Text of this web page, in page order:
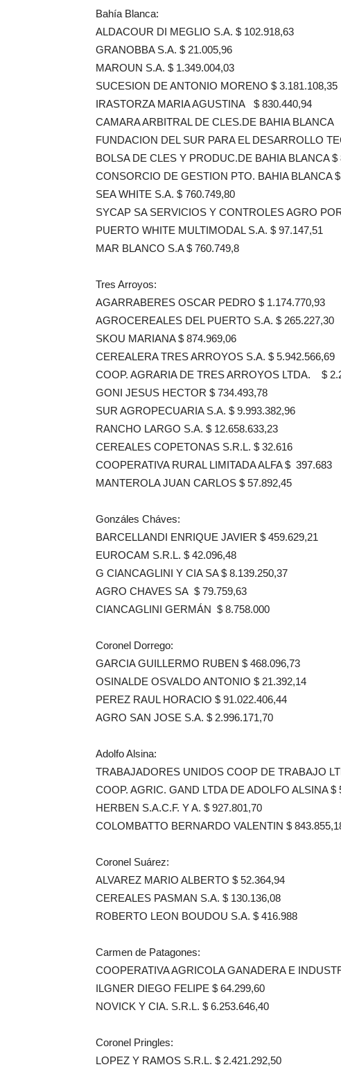
Bahía Blanca:
ALDACOUR DI MEGLIO S.A. $ 102.918,63
GRANOBBA S.A. $ 21.005,96
MAROUN S.A. $ 1.349.004,03
SUCESION DE ANTONIO MORENO $ 3.181.108,35
IRASTORZA MARIA AGUSTINA $ 830.440,94
CAMARA ARBITRAL DE CLES.DE BAHIA
FUNDACION DEL SUR PARA EL DESARROLLO
BOLSA DE CLES Y PRODUC.DE BAHIA BLANCA $
CONSORCIO DE GESTION PTO. BAHIA BLANCA
SEA WHITE S.A. $ 760.749,80
SYCAP SA SERVICIOS Y CONTROLES AGRO
PUERTO WHITE MULTIMODAL S.A. $ 97.147,51
MAR BLANCO S.A $ 760.749,8
Tres Arroyos:
AGARRABERES OSCAR PEDRO $ 1.174.770,93
AGROCEREALES DEL PUERTO S.A. $ 265.227,30
SKOU MARIANA $ 874.969,06
CEREALERA TRES ARROYOS S.A. $ 5.942.566,69
COOP. AGRARIA DE TRES ARROYOS LTDA. $
GONI JESUS HECTOR $ 734.493,78
SUR AGROPECUARIA S.A. $ 9.993.382,96
RANCHO LARGO S.A. $ 12.658.633,23
CEREALES COPETONAS S.R.L. $ 32.616
COOPERATIVA RURAL LIMITADA ALFA $ 397.683
MANTEROLA JUAN CARLOS $ 57.892,45
Gonzáles Cháves:
BARCELLANDI ENRIQUE JAVIER $ 459.629,21
EUROCAM S.R.L. $ 42.096,48
G CIANCAGLINI Y CIA SA $ 8.139.250,37
AGRO CHAVES SA $ 79.759,63
CIANCAGLINI GERMÁN $ 8.758.000
Coronel Dorrego:
GARCIA GUILLERMO RUBEN $ 468.096,73
OSINALDE OSVALDO ANTONIO $ 21.392,14
PEREZ RAUL HORACIO $ 91.022.406,44
AGRO SAN JOSE S.A. $ 2.996.171,70
Adolfo Alsina:
TRABAJADORES UNIDOS COOP DE TRABAJO
COOP. AGRIC. GAND LTDA DE ADOLFO ALSINA $
HERBEN S.A.C.F. Y A. $ 927.801,70
COLOMBATTO BERNARDO VALENTIN $
Coronel Suárez:
ALVAREZ MARIO ALBERTO $ 52.364,94
CEREALES PASMAN S.A. $ 130.136,08
ROBERTO LEON BOUDOU S.A. $ 416.988
Carmen de Patagones:
COOPERATIVA AGRICOLA GANADERA E
ILGNER DIEGO FELIPE $ 64.299,60
NOVICK Y CIA. S.R.L. $ 6.253.646,40
Coronel Pringles:
LOPEZ Y RAMOS S.R.L. $ 2.421.292,50